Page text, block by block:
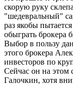
скорую руку
"шедевральный"
раз якобы
обыграть брокера
Выбор в пользу
этого брокера
инвесторов по
Сейчас он на этом
Галочкин, хотя